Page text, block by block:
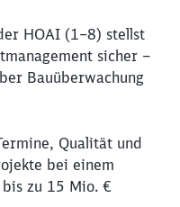
HOAI (1–8) stellst
sicher –
Bauüberwachung
Qualität und
bei einem
zu 15 Mio. €